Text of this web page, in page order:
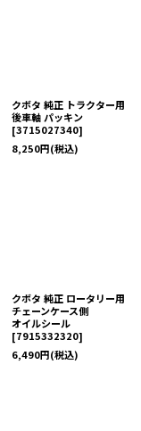
クボタ 純正 トラクター用
後車軸 パッキン
[3715027340]
8,250円(税込)
クボタ 純正 ロータリー用
チェーンケース側
オイルシール
[7915332320]
6,490円(税込)